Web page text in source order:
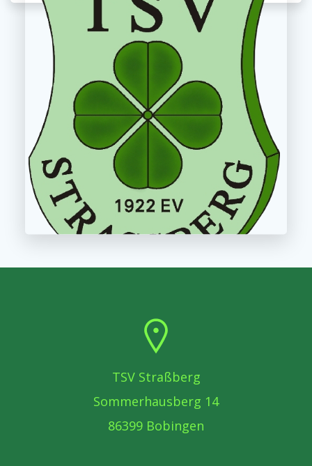
TSV Straßberg
Sommerhausberg 14
86399 Bobingen